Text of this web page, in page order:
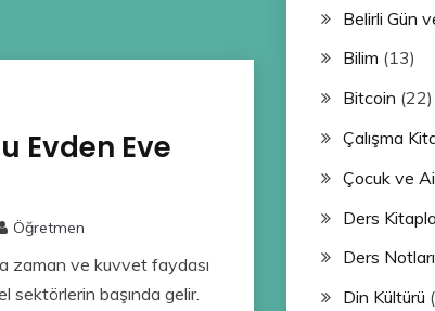
Evden Eve
Öğretmen
zaman ve kuvvet faydası
sektörlerin başında gelir.
Belirli Gün
Bilim (13)
Bitcoin (22)
Çalışma
Çocuk ve
Ders
Ders Notları
Din Kültürü